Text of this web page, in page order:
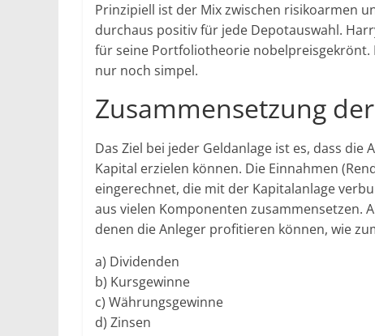
Prinzipiell ist der Mix zwischen risikoarmen
durchaus positiv für jede Depotauswahl.
für seine Portfoliotheorie
nur noch simpel.
Zusammensetzung
Das Ziel bei jeder Geldanlage ist es, dass
Kapital erzielen können. Die Einnahmen
eingerechnet, die mit der Kapitalanlage
aus vielen Komponenten zusammensetzen.
denen die Anleger profitieren können, wie
a) Dividenden
b) Kursgewinne
c) Währungsgewinne
d) Zinsen